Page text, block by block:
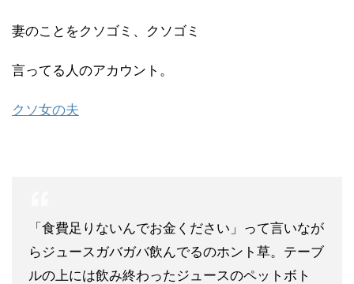
妻のことをクソゴミ、クソゴミ
言ってる人のアカウント。
クソ女の夫
「食費足りないんでお金ください」って言いなが
らジュースガバガバ飲んでるのホント草。テーブ
ルの上には飲み終わったジュースのペットボト